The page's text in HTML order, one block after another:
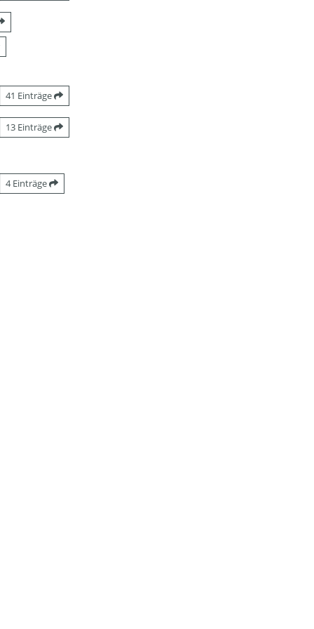
41 Einträge
13 Einträge
4 Einträge